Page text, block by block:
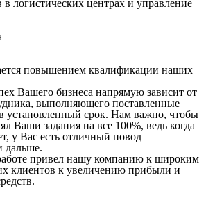
в логистических центрах и управление
повышением квалификации наших
Вашего бизнеса напрямую зависит от
выполняющего поставленные
в установленный срок. Нам важно, чтобы
Ваши задания на все 100%, ведь когда
у Вас есть отличный повод
дальше.
привел нашу компанию к широким
клиентов к увеличению прибыли и